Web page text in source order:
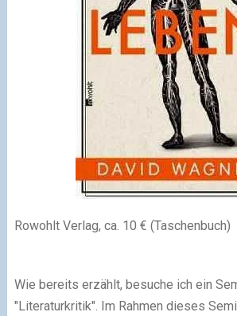
Rowohlt Verlag, ca. 10 € (Taschenbuch)
Wie bereits erzählt, besuche ich ein
"Literaturkritik". Im Rahmen dieses